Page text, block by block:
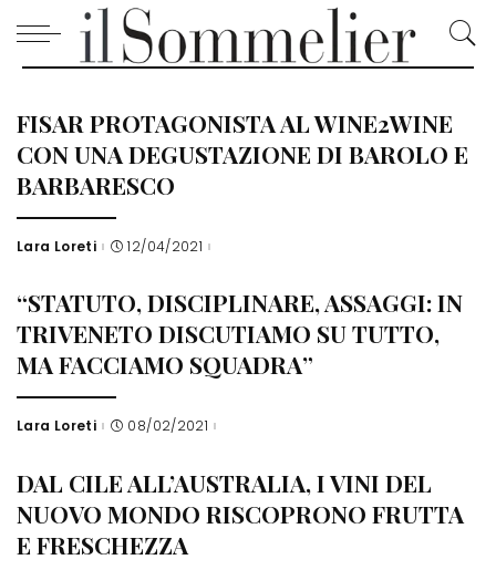
FISAR PROTAGONISTA AL WINE2WINE
CON UNA DEGUSTAZIONE DI BAROLO E
BARBARESCO
Posted
Lara Loreti 12/04/2021
“STATUTO, DISCIPLINARE, ASSAGGI: IN
TRIVENETO DISCUTIAMO SU TUTTO,
MA FACCIAMO SQUADRA”
Posted
Lara Loreti 08/02/2021
DAL CILE ALL’AUSTRALIA, I VINI DEL
NUOVO MONDO RISCOPRONO FRUTTA
E FRESCHEZZA